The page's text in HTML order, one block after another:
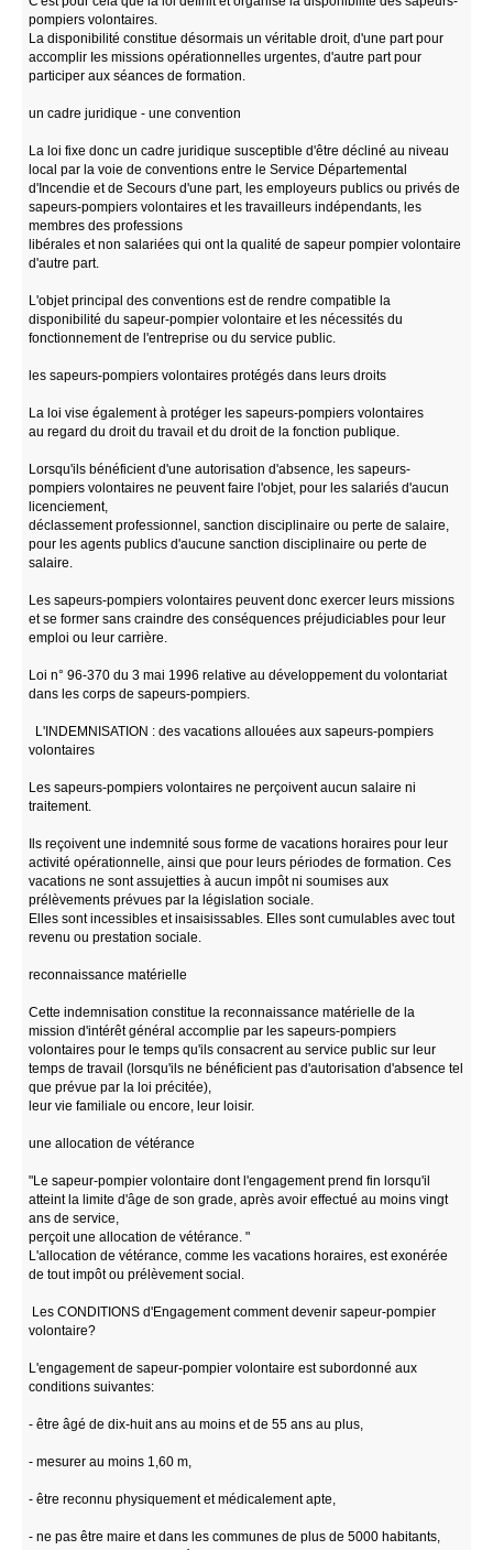
pompiers volontaires.
La disponibilité constitue désormais un véritable droit, d'une part pour
accomplir Ies missions opérationnelles urgentes, d'autre part pour
participer aux séances de formation.
un cadre juridique - une convention
La loi fixe donc un cadre juridique susceptible d'être décliné au niveau
local par la voie de conventions entre le Service Départemental
d'Incendie et de Secours d'une part, les employeurs publics ou privés de
sapeurs-pompiers volontaires et les travailleurs indépendants, les
membres des professions
libérales et non salariées qui ont la qualité de sapeur pompier volontaire
d'autre part.
L'objet principal des conventions est de rendre compatible la
disponibilité du sapeur-pompier volontaire et les nécessités du
fonctionnement de l'entreprise ou du service public.
les sapeurs-pompiers volontaires protégés dans leurs droits
La loi vise également à protéger les sapeurs-pompiers volontaires
au regard du droit du travail et du droit de la fonction publique.
Lorsqu'ils bénéficient d'une autorisation d'absence, les sapeurs-
pompiers volontaires ne peuvent faire l'objet, pour les salariés d'aucun
licenciement,
déclassement professionnel, sanction disciplinaire ou perte de salaire,
pour les agents publics d'aucune sanction disciplinaire ou perte de
salaire.
Les sapeurs-pompiers volontaires peuvent donc exercer leurs missions
et se former sans craindre des conséquences préjudiciables pour leur
emploi ou leur carrière.
Loi n° 96-370 du 3 mai 1996 relative au développement du volontariat
dans les corps de sapeurs-pompiers.
L'INDEMNISATION : des vacations allouées aux sapeurs-pompiers
volontaires
Les sapeurs-pompiers volontaires ne perçoivent aucun salaire ni
traitement.
Ils reçoivent une indemnité sous forme de vacations horaires pour leur
activité opérationnelle, ainsi que pour leurs périodes de formation. Ces
vacations ne sont assujetties à aucun impôt ni soumises aux
prélèvements prévues par la législation sociale.
Elles sont incessibles et insaisissables. Elles sont cumulables avec tout
revenu ou prestation sociale.
reconnaissance matérielle
Cette indemnisation constitue la reconnaissance matérielle de la
mission d'intérêt général accomplie par les sapeurs-pompiers
volontaires pour le temps qu'ils consacrent au service public sur leur
temps de travail (lorsqu'ils ne bénéficient pas d'autorisation d'absence tel
que prévue par la loi précitée),
leur vie familiale ou encore, leur loisir.
une allocation de vétérance
"Le sapeur-pompier volontaire dont l'engagement prend fin lorsqu'il
atteint la limite d'âge de son grade, après avoir effectué au moins vingt
ans de service,
perçoit une allocation de vétérance. "
L'allocation de vétérance, comme les vacations horaires, est exonérée
de tout impôt ou prélèvement social.
Les CONDITIONS d'Engagement comment devenir sapeur-pompier
volontaire?
L'engagement de sapeur-pompier volontaire est subordonné aux
conditions suivantes:
- être âgé de dix-huit ans au moins et de 55 ans au plus,
- mesurer au moins 1,60 m,
- être reconnu physiquement et médicalement apte,
- ne pas être maire et dans les communes de plus de 5000 habitants,